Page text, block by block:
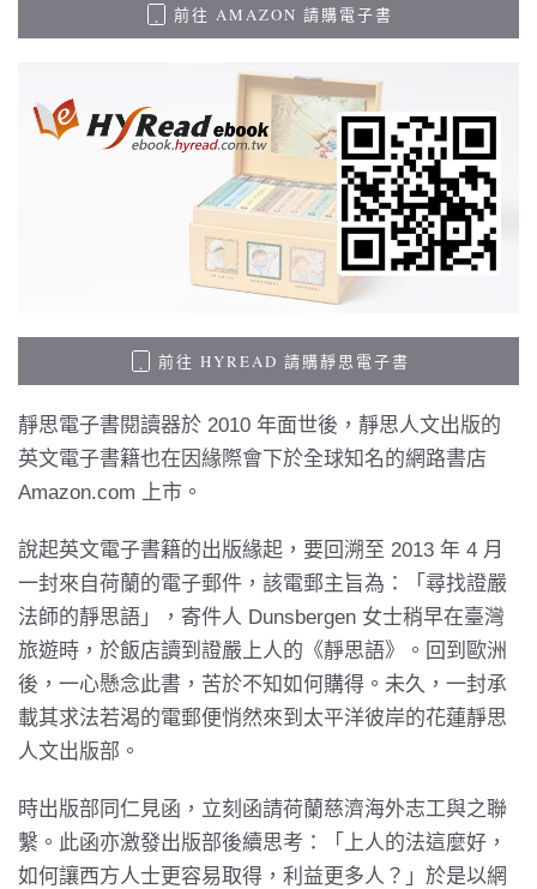
前往 AMAZON 請購電子書
前往 HYREAD 請購靜思電子書
靜思電子書閱讀器於 2010 年面世後，靜思人文出版的
英文電子書籍也在因緣際會下於全球知名的網路書店
Amazon.com 上市。
說起英文電子書籍的出版緣起，要回溯至 2013 年 4 月
一封來自荷蘭的電子郵件，該電郵主旨為：「尋找證嚴
法師的靜思語」，寄件人 Dunsbergen 女士稍早在臺灣
旅遊時，於飯店讀到證嚴上人的《靜思語》。回到歐洲
後，一心懸念此書，苦於不知如何購得。未久，一封承
載其求法若渴的電郵便悄然來到太平洋彼岸的花蓮靜思
人文出版部。
時出版部同仁見函，立刻函請荷蘭慈濟海外志工與之聯
繫。此函亦激發出版部後續思考：「上人的法這麼好，
如何讓西方人士更容易取得，利益更多人？」於是以網